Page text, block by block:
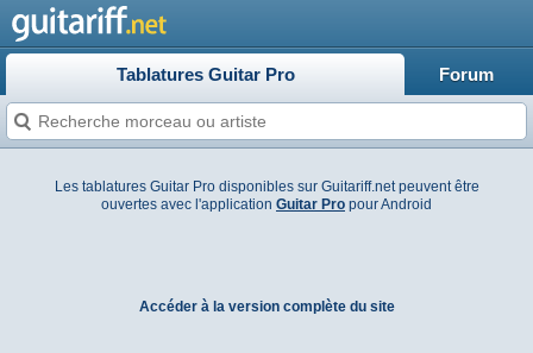
Tablatures Guitar Pro Forum
Les tablatures Guitar Pro disponibles sur Guitariff.net peuvent être
ouvertes avec l'application Guitar Pro pour Android
Accéder à la version complète du site